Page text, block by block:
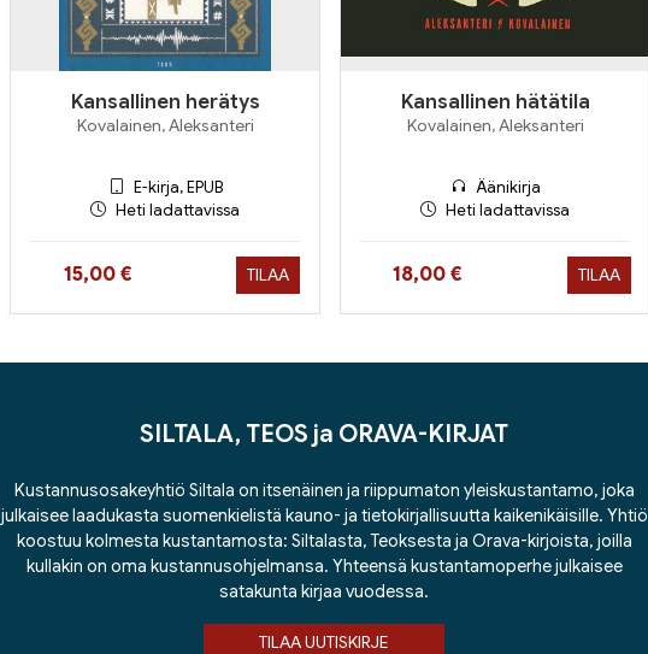
Kansallinen herätys
Kovalainen, Aleksanteri
E-kirja, EPUB
Heti ladattavissa
Hinta nyt
15,00 € TILAA
Kansallinen hätätila
Kovalainen, Aleksanteri
Äänikirja
Heti ladattavissa
Hinta nyt
18,00 € TILAA
SILTALA, TEOS ja ORAVA-KIRJAT
Kustannusosakeyhtiö Siltala on itsenäinen ja riippumaton yleiskustantamo, joka
julkaisee laadukasta suomenkielistä kauno- ja tietokirjallisuutta kaikenikäisille. Yhtiö
koostuu kolmesta kustantamosta: Siltalasta, Teoksesta ja Orava-kirjoista, joilla
kullakin on oma kustannusohjelmansa. Yhteensä kustantamoperhe julkaisee
satakunta kirjaa vuodessa.
TILAA UUTISKIRJE